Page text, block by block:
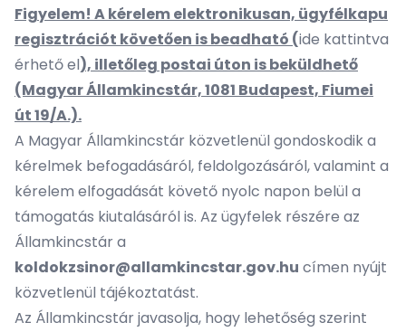
Figyelem! A kérelem elektronikusan, ügyfélkapu
regisztrációt követően is beadható (ide kattintva
érhető el), illetőleg postai úton is beküldhető
(Magyar Államkincstár, 1081 Budapest, Fiumei
út 19/A.).
A Magyar Államkincstár közvetlenül gondoskodik a
kérelmek befogadásáról, feldolgozásáról, valamint a
kérelem elfogadását követő nyolc napon belül a
támogatás kiutalásáról is. Az ügyfelek részére az
Államkincstár a
koldokzsinor@allamkincstar.gov.hu címen nyújt
közvetlenül tájékoztatást.
Az Államkincstár javasolja, hogy lehetőség szerint